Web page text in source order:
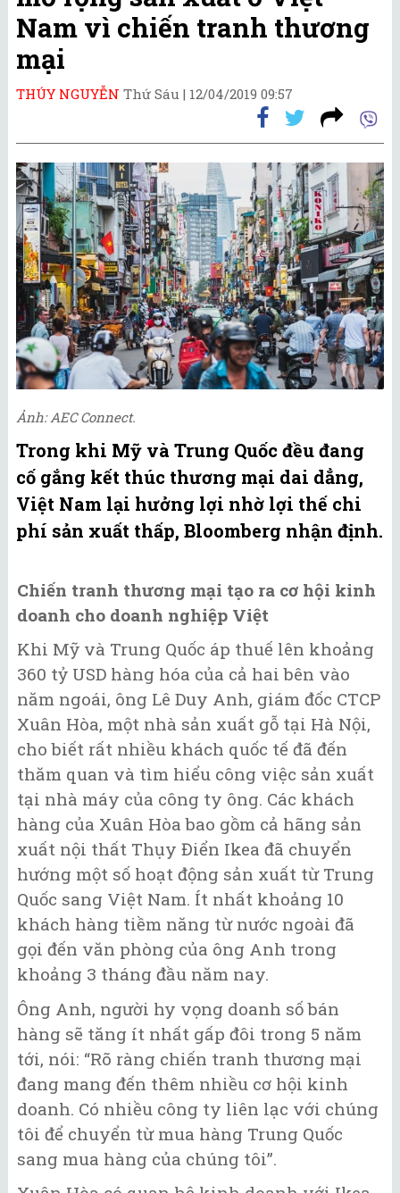
Nam vì chiến tranh thương
mại
THÚY NGUYỄN Thứ Sáu | 12/04/2019 09:57
Ảnh: AEC Connect.
Trong khi Mỹ và Trung Quốc đều đang
cố gắng kết thúc thương mại dai dẳng,
Việt Nam lại hưởng lợi nhờ lợi thế chi
phí sản xuất thấp, Bloomberg nhận định.
Chiến tranh thương mại tạo ra cơ hội kinh
doanh cho doanh nghiệp Việt
Khi Mỹ và Trung Quốc áp thuế lên khoảng
360 tỷ USD hàng hóa của cả hai bên vào
năm ngoái, ông Lê Duy Anh, giám đốc CTCP
Xuân Hòa, một nhà sản xuất gỗ tại Hà Nội,
cho biết rất nhiều khách quốc tế đã đến
thăm quan và tìm hiểu công việc sản xuất
tại nhà máy của công ty ông. Các khách
hàng của Xuân Hòa bao gồm cả hãng sản
xuất nội thất Thụy Điển Ikea đã chuyển
hướng một số hoạt động sản xuất từ Trung
Quốc sang Việt Nam. Ít nhất khoảng 10
khách hàng tiềm năng từ nước ngoài đã
gọi đến văn phòng của ông Anh trong
khoảng 3 tháng đầu năm nay.
Ông Anh, người hy vọng doanh số bán
hàng sẽ tăng ít nhất gấp đôi trong 5 năm
tới, nói: “Rõ ràng chiến tranh thương mại
đang mang đến thêm nhiều cơ hội kinh
doanh. Có nhiều công ty liên lạc với chúng
tôi để chuyển từ mua hàng Trung Quốc
sang mua hàng của chúng tôi”.